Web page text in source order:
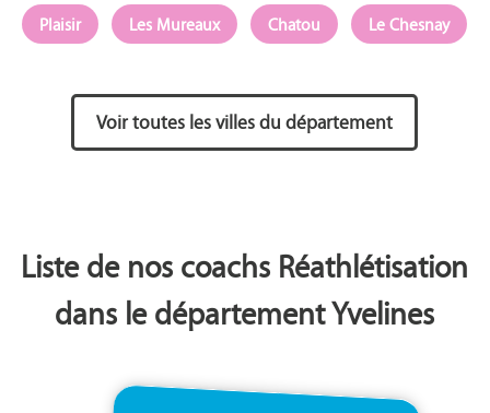
Plaisir
Les Mureaux Chatou Le Chesnay
Voir toutes les villes du département
Liste de nos coachs Réathlétisation
dans le département Yvelines